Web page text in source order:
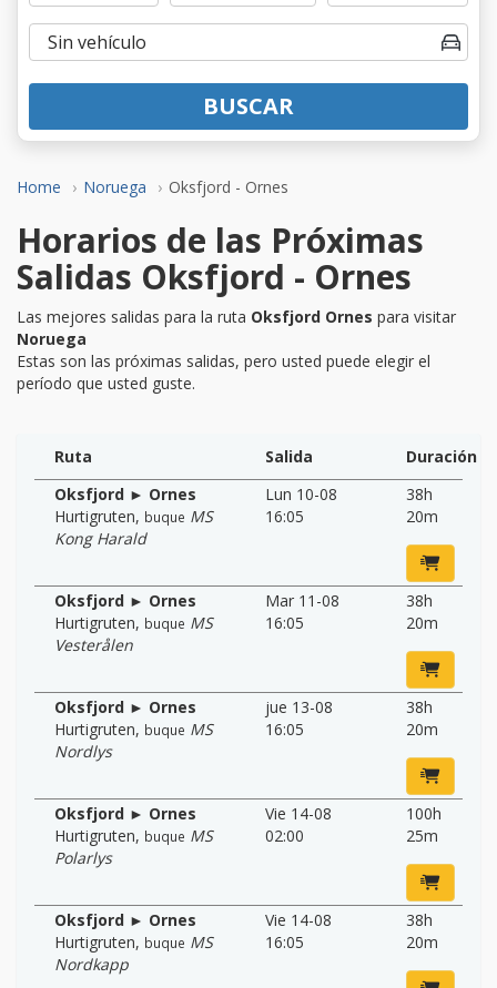
Home Noruega Oksfjord - Ornes
BUSCAR
Horarios de las Próximas
Salidas Oksfjord - Ornes
Las mejores salidas para la ruta Oksfjord Ornes para visitar
Noruega
Estas son las próximas salidas, pero usted puede elegir el
período que usted guste.
Ruta Salida
Duración
Oksfjord ► Ornes
Hurtigruten, buque MS
Kong Harald
Lun 10-08
16:05
38h
20m
Oksfjord ► Ornes
Hurtigruten, buque MS
Vesterålen
Mar 11-08
16:05
38h
20m
Oksfjord ► Ornes
Hurtigruten, buque MS
Nordlys
jue 13-08
16:05
38h
20m
Oksfjord ► Ornes
Hurtigruten, buque MS
Polarlys
Vie 14-08
02:00
100h
25m
Oksfjord ► Ornes
Hurtigruten, buque MS
Nordkapp
Vie 14-08
16:05
38h
20m